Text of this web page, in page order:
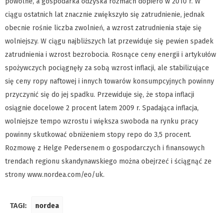
ciągu ostatnich lat znacznie zwiększyło się zatrudnienie, jednak
obecnie rośnie liczba zwolnień, a wzrost zatrudnienia staje się
wolniejszy. W ciągu najbliższych lat przewiduje się pewien spadek
zatrudnienia i wzrost bezrobocia. Rosnące ceny energii i artykułów
spożywczych pociągnęły za sobą wzrost inflacji, ale stabilizujące
się ceny ropy naftowej i innych towarów konsumpcyjnych powinny
przyczynić się do jej spadku. Przewiduje się, że stopa inflacji
osiągnie docelowe 2 procent latem 2009 r. Spadająca inflacja,
wolniejsze tempo wzrostu i większa swoboda na rynku pracy
powinny skutkować obniżeniem stopy repo do 3,5 procent.
Rozmowę z Helge Pedersenem o gospodarczych i finansowych
trendach regionu skandynawskiego można obejrzeć i ściągnąć ze
strony www.nordea.com/eo/uk.
TAGI: nordea